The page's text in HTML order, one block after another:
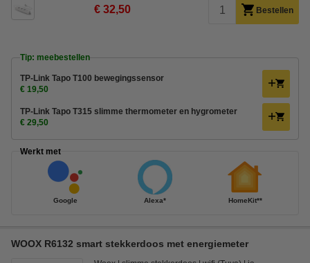
€ 32,50 Bestellen
Tip: meebestellen
TP-Link Tapo T100 bewegingssensor
€ 19,50
TP-Link Tapo T315 slimme thermometer en hygrometer
€ 29,50
Werkt met
Google Alexa* HomeKit**
WOOX R6132 smart stekkerdoos met energiemeter